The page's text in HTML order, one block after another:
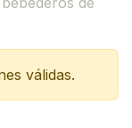
válidas.